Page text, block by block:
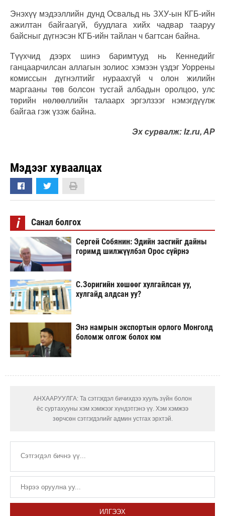
Энэхүү мэдээллийн дунд Освальд нь ЗХУ-ын КГБ-ийн
ажилтан байгаагүй, буудлага хийх чадвар тааруу
байсныг дүгнэсэн КГБ-ийн тайлан ч багтсан байна.
Түүхчид дээрх шинэ баримтууд нь Кеннедийг
ганцаарчилсан аллагын золиос хэмээн үздэг Уоррены
комиссын дүгнэлтийг нураахгүй ч олон жилийн
маргааны төв болсон тусгай албадын оролцоо, улс
төрийн нөлөөллийн талаарх эргэлзээг нэмэгдүүлж
байгаа гэж үзэж байна.
Эх сурвалж: Iz.ru, AP
Мэдээг хуваалцах
i Санал болгох
Сергей Собянин: Эдийн засгийг дайны
горимд шилжүүлбэл Орос сүйрнэ
С.Зоригийн хөшөөг хулгайлсан уу,
хулгайд алдсан уу?
Энэ намрын экспортын орлого Монголд
боломж олгож болох юм
АНХААРУУЛГА: Та сэтгэгдэл бичихдээ хууль зүйн болон
ёс суртахууны хэм хэмжээг хүндэтгэнэ үү. Хэм хэмжээ
зөрчсөн сэтгэгдэлийг админ устгах эрхтэй.
ИЛГЭЭХ